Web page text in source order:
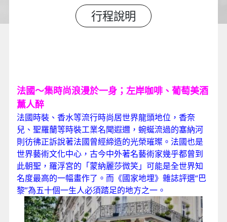
行程說明
法國～集時尚浪漫於一身；左岸咖啡、葡萄美酒
薰人醉
法國時裝、香水等流行時尚居世界龍頭地位，香奈
兒、聖羅蘭等時裝工業名聞遐邇，蜿蜒流過的塞納河
則彷彿正訴說著法國曾經締造的光榮璀璨。法國也是
世界藝術文化中心，古今中外著名藝術家幾乎都曾到
此朝聖，羅浮宮的「蒙納麗莎微笑」可能是全世界知
名度最高的一幅畫作了。而《國家地埋》雜誌評選“巴
黎”為五十個一生人必須踏足的地方之一。